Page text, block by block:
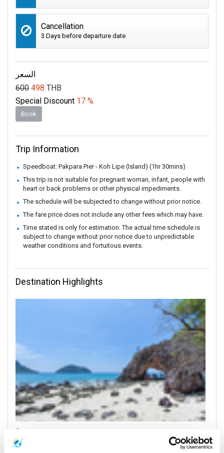
Cancellation
3 Days before departure date
السعر
600 498 THB
Special Discount 17 %
Book
Trip Information
Speedboat: Pakpara Pier - Koh Lipe (Island) (1hr 30mins)
This trip is not suitable for pregnant woman, infant, people with
heart or back problems or other physical impediments.
The schedule will be subjected to change without prior notice.
The fare price does not include any other fees which may have.
Time stated is only for estimation. The actual time schedule is
subject to change without prior notice due to unpredictable
weather conditions and fortuitous events.
Destination Highlights
Satun
All Prices & Schedules